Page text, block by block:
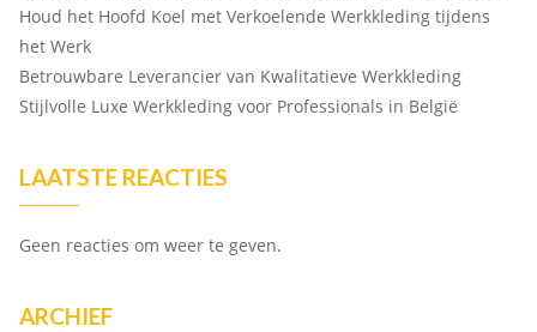
Houd het Hoofd Koel met Verkoelende Werkkleding tijdens
het Werk
Betrouwbare Leverancier van Kwalitatieve Werkkleding
Stijlvolle Luxe Werkkleding voor Professionals in België
LAATSTE REACTIES
Geen reacties om weer te geven.
ARCHIEF